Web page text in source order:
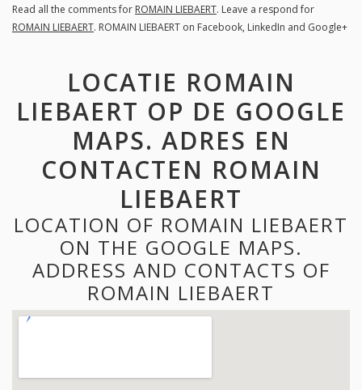
Read all the comments for ROMAIN LIEBAERT. Leave a respond for
ROMAIN LIEBAERT. ROMAIN LIEBAERT on Facebook, LinkedIn and Google+
LOCATIE ROMAIN
LIEBAERT OP DE GOOGLE
MAPS. ADRES EN
CONTACTEN ROMAIN
LIEBAERT
LOCATION OF ROMAIN LIEBAERT
ON THE GOOGLE MAPS.
ADDRESS AND CONTACTS OF
ROMAIN LIEBAERT